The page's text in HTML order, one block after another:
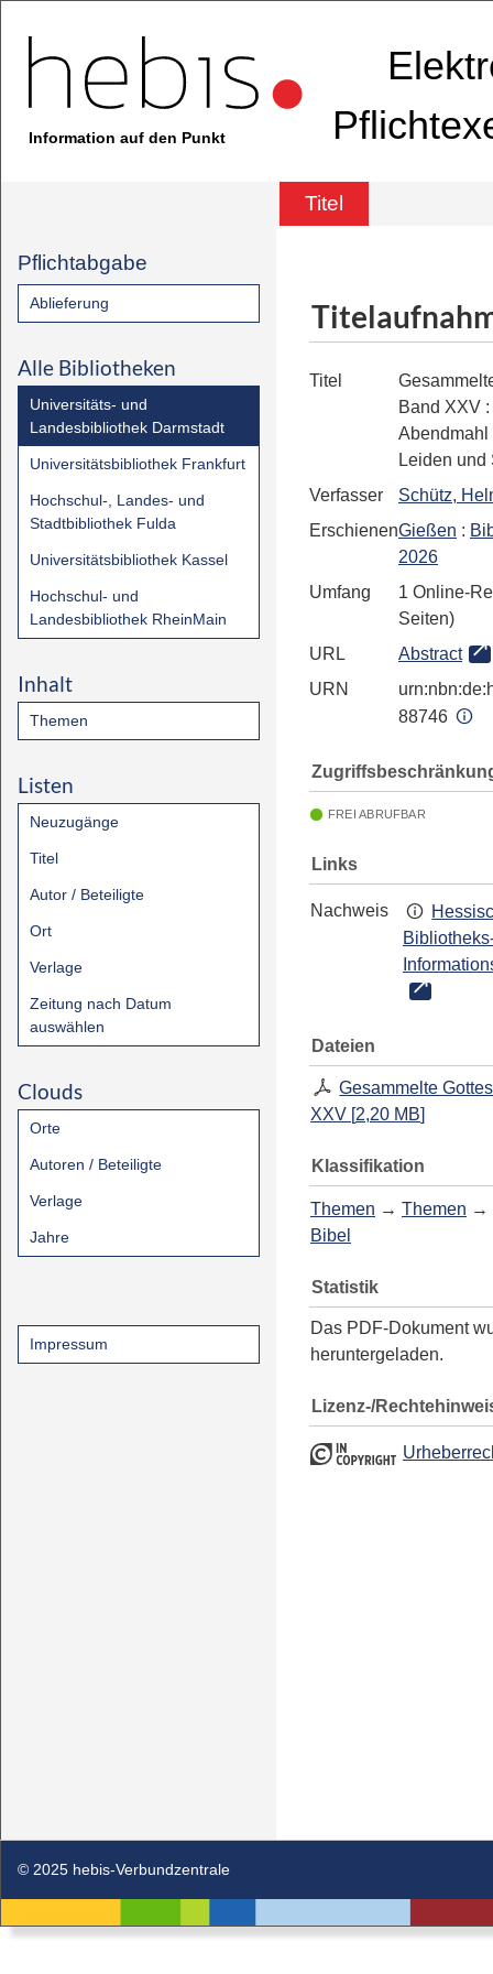
Information auf den Punkt
Titel
Pflichtabgabe
Ablieferung
Alle Bibliotheken
Universitäts- und
Landesbibliothek Darmstadt
Universitätsbibliothek Frankfurt
Hochschul-, Landes- und
Stadtbibliothek Fulda
Universitätsbibliothek Kassel
Hochschul- und
Landesbibliothek RheinMain
Inhalt
Themen
Listen
Neuzugänge
Titel
Autor / Beteiligte
Ort
Verlage
Zeitung nach Datum
auswählen
Clouds
Orte
Autoren / Beteiligte
Verlage
Jahre
Impressum
Titel
Band XXV :
Abendmahl
Leiden und
Verfasser
Schütz,
ErschienenGießen :
2026
Umfang
1 Online-
Seiten)
URL
Abstract
URN
88746
FREI ABRUFBAR
Links
Nachweis
Dateien
Gesammelte
XXV [2,20 MB]
Klassifikation
Themen → Themen →
Bibel
Statistik
Das PDF-Dokument
heruntergeladen.
Lizenz-/
© 2025 hebis-Verbundzentrale